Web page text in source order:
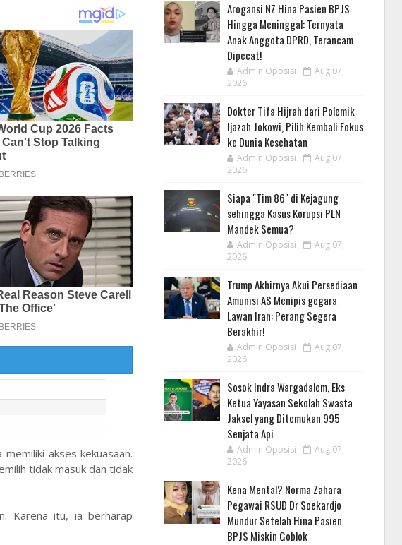
akses kekuasaan.
tidak masuk dan tidak
Karena itu, ia berharap
Arogansi NZ Hina Pasien BPJS
Hingga Meninggal: Ternyata
Anak Anggota DPRD, Terancam
Dipecat!
Admin Oposisi
Aug 07,
2026
Dokter Tifa Hijrah dari Polemik
Ijazah Jokowi, Pilih Kembali Fokus
ke Dunia Kesehatan
Admin Oposisi
Aug 07,
2026
Siapa "Tim 86" di Kejagung
sehingga Kasus Korupsi PLN
Mandek Semua?
Admin Oposisi
Aug 07,
2026
Trump Akhirnya Akui Persediaan
Amunisi AS Menipis gegara
Lawan Iran: Perang Segera
Berakhir!
Admin Oposisi
Aug 07,
2026
Sosok Indra Wargadalem, Eks
Ketua Yayasan Sekolah Swasta
Jaksel yang Ditemukan 995
Senjata Api
Admin Oposisi
Aug 07,
2026
Kena Mental? Norma Zahara
Pegawai RSUD Dr Soekardjo
Mundur Setelah Hina Pasien
BPJS Miskin Goblok